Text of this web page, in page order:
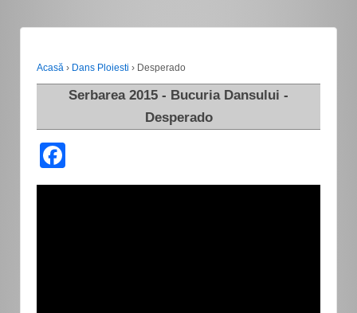
Acasă › Dans Ploiesti › Desperado
Serbarea 2015 - Bucuria Dansului -
Desperado